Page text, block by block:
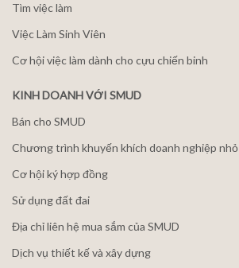
Tìm việc làm
Việc Làm Sinh Viên
Cơ hội việc làm dành cho cựu chiến binh
KINH DOANH VỚI SMUD
Bán cho SMUD
Chương trình khuyến khích doanh nghiệp nhỏ
Cơ hội ký hợp đồng
Sử dụng đất đai
Địa chỉ liên hệ mua sắm của SMUD
Dịch vụ thiết kế và xây dựng